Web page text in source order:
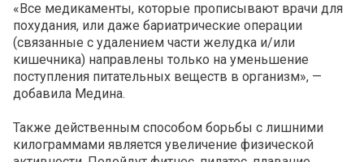
«Все медикаменты, которые прописывают врачи для
похудания, или даже бариатрические операции
(связанные с удалением части желудка и/или
кишечника) направлены только на уменьшение
поступления питательных веществ в организм», —
добавила Медина.
Также действенным способом борьбы с лишними
килограммами является увеличение физической